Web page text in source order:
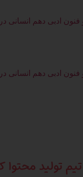
تیم تولید محتوا